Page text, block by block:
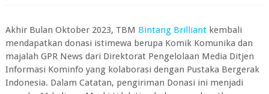
Akhir Bulan Oktober 2023, TBM Bintang Brilliantkembali
mendapatkan donasi istimewa berupa Komik Komunika dan
majalah GPR News dari Direktorat Pengelolaan Media Ditjen
Informasi Kominfo yang kolaborasi dengan Pustaka Bergerak
Indonesia. Dalam Catatan, pengiriman Donasi ini menjadi